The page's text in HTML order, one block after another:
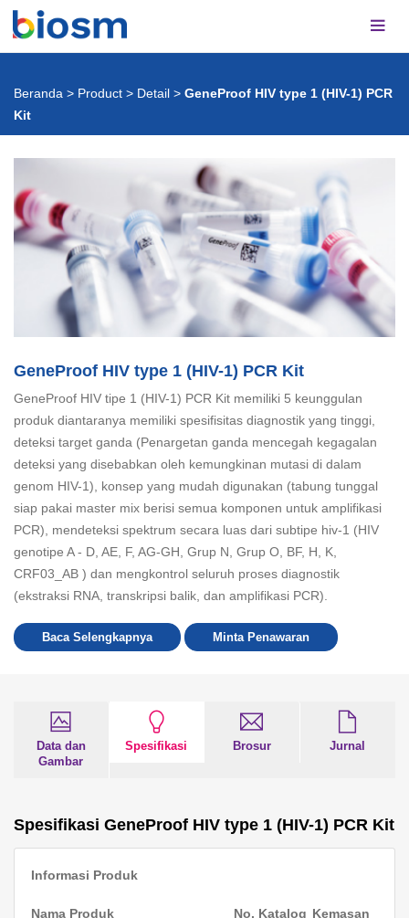
Beranda > Product > Detail > GeneProof HIV type 1 (HIV-1) PCR
Kit
GeneProof HIV type 1 (HIV-1) PCR Kit
GeneProof HIV tipe 1 (HIV-1) PCR Kit memiliki 5 keunggulan
produk diantaranya memiliki spesifisitas diagnostik yang tinggi,
deteksi target ganda (Penargetan ganda mencegah kegagalan
deteksi yang disebabkan oleh kemungkinan mutasi di dalam
genom HIV-1), konsep yang mudah digunakan (tabung tunggal
siap pakai master mix berisi semua komponen untuk amplifikasi
PCR), mendeteksi spektrum secara luas dari subtipe hiv-1 (HIV
genotipe A - D, AE, F, AG-GH, Grup N, Grup O, BF, H, K,
CRF03_AB ) dan mengkontrol seluruh proses diagnostik
(ekstraksi RNA, transkripsi balik, dan amplifikasi PCR).
Baca Selengkapnya Minta Penawaran
Data dan
Gambar
Spesifikasi Brosur Jurnal
Spesifikasi GeneProof HIV type 1 (HIV-1) PCR Kit
Informasi Produk
Nama Produk No. Katalog Kemasan